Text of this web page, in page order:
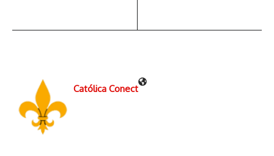
Católica Conect